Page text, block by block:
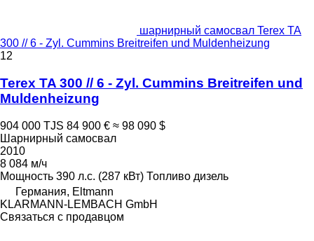
шарнирный самосвал Terex TA
300 // 6 - Zyl. Cummins Breitreifen und Muldenheizung
12
Terex TA 300 // 6 - Zyl. Cummins Breitreifen und
Muldenheizung
904 000 TJS 84 900 € ≈ 98 090 $
Шарнирный самосвал
2010
8 084 м/ч
Мощность 390 л.с. (287 кВт) Топливо дизель
Германия, Eltmann
KLARMANN-LEMBACH GmbH
Связаться с продавцом